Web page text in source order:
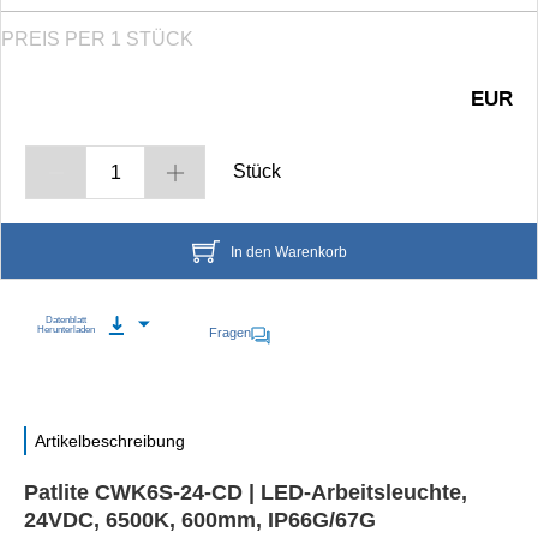
PREIS PER 1 STÜCK
EUR
Stück
In den Warenkorb
Datenblatt
Herunterladen
Fragen
Artikelbeschreibung
Patlite CWK6S-24-CD | LED-Arbeitsleuchte,
24VDC, 6500K, 600mm, IP66G/67G